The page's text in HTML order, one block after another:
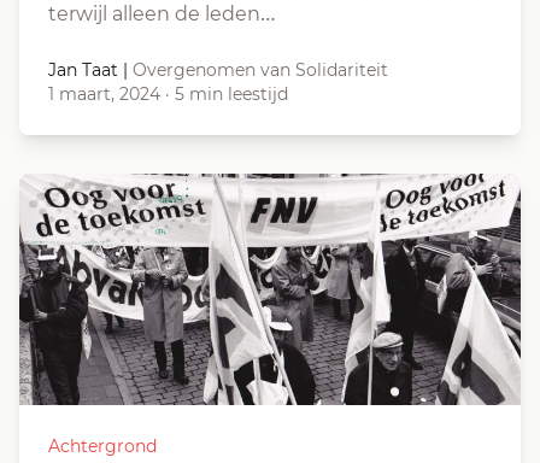
terwijl alleen de leden…
Jan Taat | Overgenomen van Solidariteit
1 maart, 2024 · 5 min leestijd
Achtergrond